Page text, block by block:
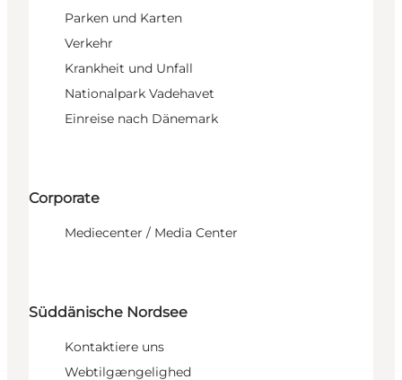
Parken und Karten
Verkehr
Krankheit und Unfall
Nationalpark Vadehavet
Einreise nach Dänemark
Corporate
Mediecenter / Media Center
Süddänische Nordsee
Kontaktiere uns
Webtilgængelighed